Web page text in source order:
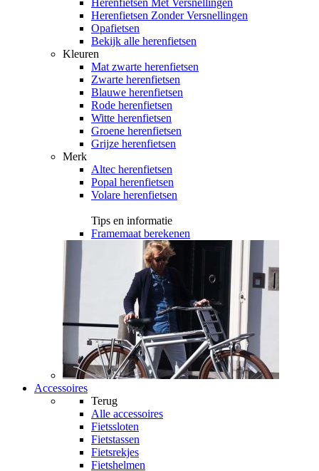
Herenfietsen Met Versnellingen
Herenfietsen Zonder Versnellingen
Opafietsen
Bekijk alle herenfietsen
Kleuren
Mat zwarte herenfietsen
Zwarte herenfietsen
Blauwe herenfietsen
Rode herenfietsen
Witte herenfietsen
Groene herenfietsen
Grijze herenfietsen
Merk
Altec herenfietsen
Popal herenfietsen
Volare herenfietsen
Tips en informatie
Framemaat berekenen
Accessoires
Terug
Alle accessoires
Fietssloten
Fietstassen
Fietsrekjes
Fietshelmen